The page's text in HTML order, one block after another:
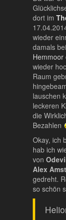
dort im
wieder
damals
Hemmoor
wieder
Raum
lauschen
leckeren
die
Bezahlen
Okay, ich
hab ich
von
Alex
gedreht.
so schön